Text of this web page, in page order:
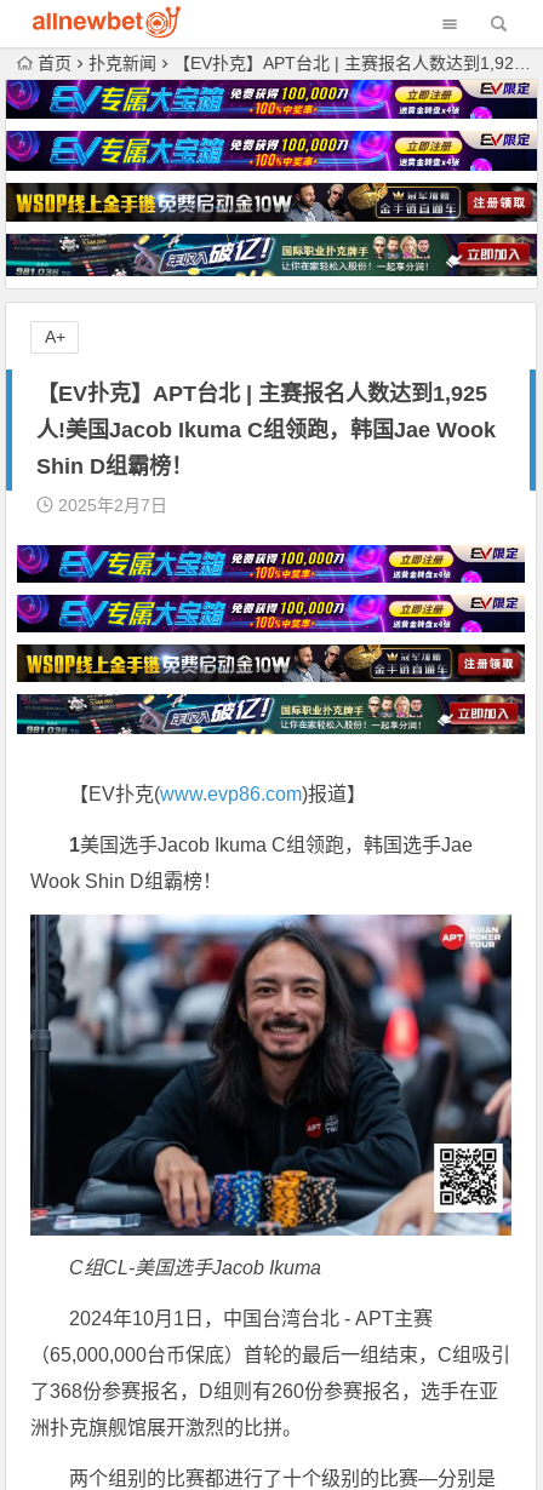
首页 扑克新闻 【EV扑克】APT台北 | 主赛报名人数达到1,925人!美国Jacob Ikuma C组领跑，韩国Jae Wook Shin D组霸榜！
【EV扑克】APT台北 | 主赛报名人数达到1,925
人!美国Jacob Ikuma C组领跑，韩国Jae Wook
Shin D组霸榜！
2025年2月7日
【EV扑克(www.evp86.com)报道】
1美国选手Jacob Ikuma C组领跑，韩国选手Jae
Wook Shin D组霸榜！
C组CL-美国选手Jacob Ikuma
2024年10月1日，中国台湾台北 - APT主赛
（65,000,000台币保底）首轮的最后一组结束，C组吸引
了368份参赛报名，D组则有260份参赛报名，选手在亚
洲扑克旗舰馆展开激烈的比拼。
两个组别的比赛都进行了十个级别的比赛—分别是
A+